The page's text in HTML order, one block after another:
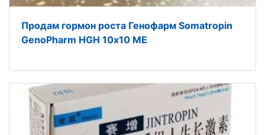
Продам гормон роста Генофарм Somatropin
GenoPharm HGH 10х10 ME